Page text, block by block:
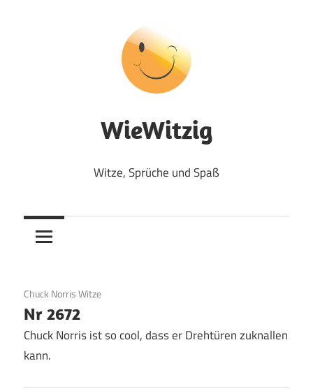
WieWitzig
Witze, Sprüche und Spaß
23. Juli 2017
Chuck Norris Witze
Nr 2672
Chuck Norris ist so cool, dass er Drehtüren zuknallen
kann.